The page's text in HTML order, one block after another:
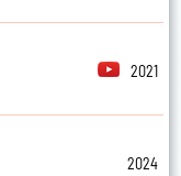
2021
2024